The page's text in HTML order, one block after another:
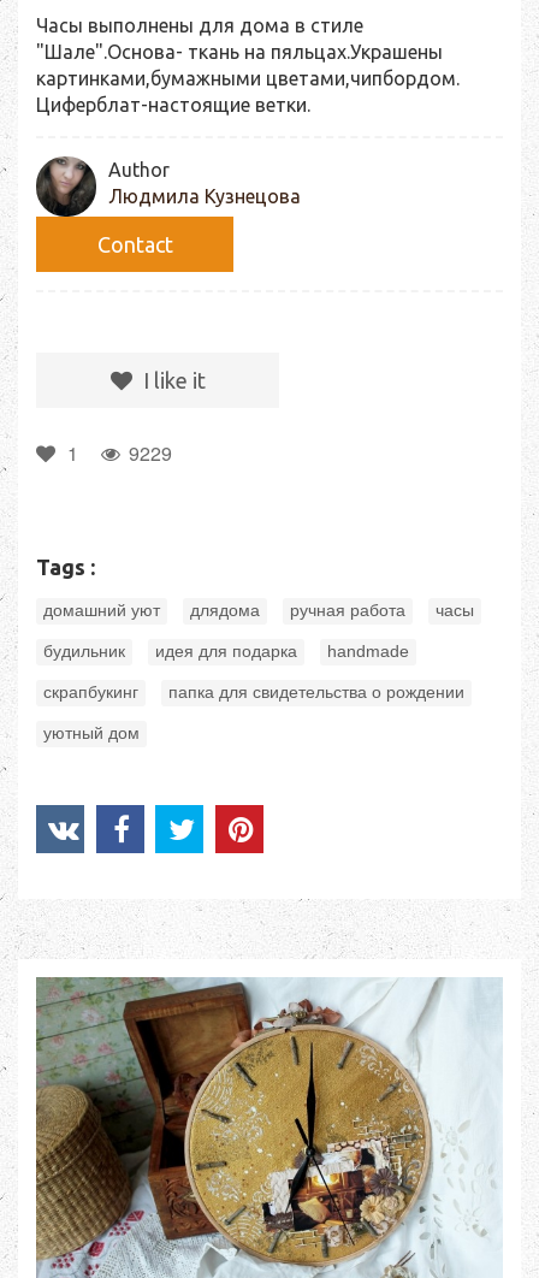
Часы выполнены для дома в стиле
"Шале".Основа- ткань на пяльцах.Украшены
картинками,бумажными цветами,чипбордом.
Циферблат-настоящие ветки.
Author
Людмила Кузнецова
Сontact
I like it
1 9229
Tags :
домашний уют длядома ручная работа часы
будильник идея для подарка handmade
скрапбукинг папка для свидетельства о рождении
уютный дом